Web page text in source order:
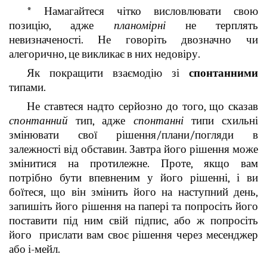
* Намагайтеся чітко висловлювати свою
позицію, адже планомірніне терплять
невизначеності. Не говоріть двозначно чи
алегорично, це викликає в них недовіру.
Як покращити взаємодію зі спонтанними
типами.
Не ставтеся надто серйозно до того, що сказав
спонтанний тип, адже спонтаннітипи схильні
змінювати свої рішення/плани/погляди в
залежності від обставин. Завтра його рішення може
змінитися на протилежне. Проте, якщо вам
потрібно бути впевненим у його рішенні, і ви
боїтеся, що він змінить його на наступний день,
запишіть його рішення на папері та попросіть його
поставити під ним свій підпис, або ж попросіть
його прислати вам своє рішення через месенджер
або і-мейл.